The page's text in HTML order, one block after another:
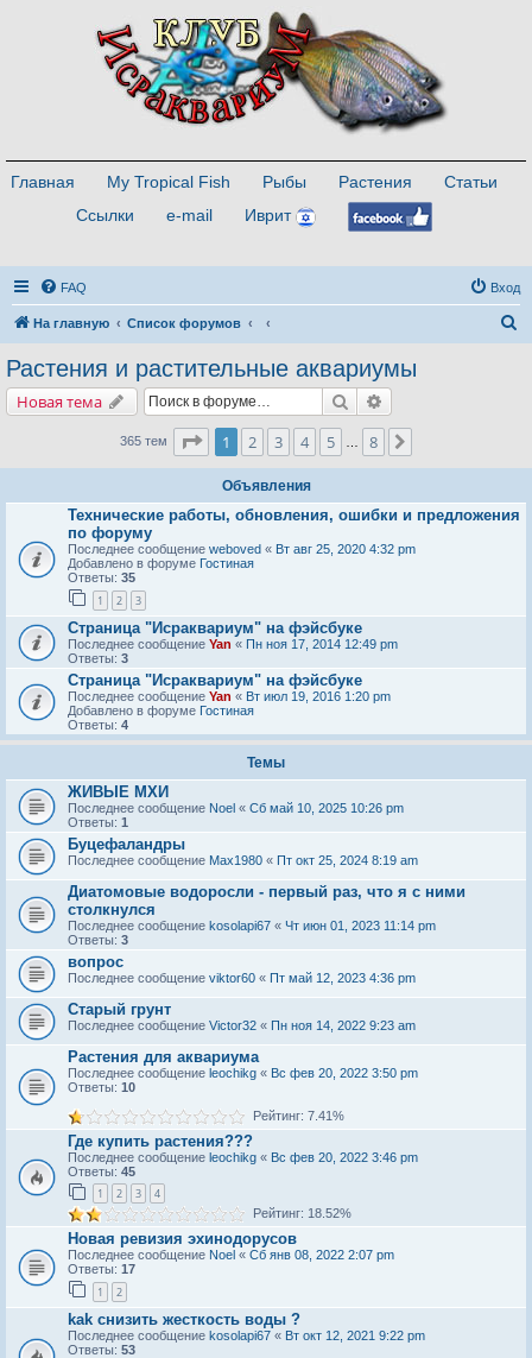
Главная My Tropical Fish Рыбы Растения
Статьи
Ссылки
e-mail Иврит
FAQ Вход
На главную Список форумов
Растения и растительные аквариумы
Новая тема Поиск
365 тем Страница1 из
1 2 3 4 5 8
Объявления
Технические работы, обновления, ошибки и предложения
по форуму
Последнее сообщение weboved « Вт авг 25, 2020 4:32 pm
Добавлено в форуме Гостиная
Ответы: 35
1 2 3
Страница "Исраквариум" на фэйсбуке
Последнее сообщение Yan « Пн ноя 17, 2014 12:49 pm
Ответы: 3
Страница "Исраквариум" на фэйсбуке
Последнее сообщение Yan « Вт июл 19, 2016 1:20 pm
Добавлено в форуме Гостиная
Ответы: 4
Темы
ЖИВЫЕ МХИ
Последнее сообщение Noel « Сб май 10, 2025 10:26 pm
Ответы: 1
Буцефаландры
Последнее сообщение Max1980 « Пт окт 25, 2024 8:19 am
Диатомовые водоросли - первый раз, что я с ними
столкнулся
Последнее сообщение kosolapi67 « Чт июн 01, 2023 11:14 pm
Ответы: 3
вопрос
Последнее сообщение viktor60 « Пт май 12, 2023 4:36 pm
Старый грунт
Последнее сообщение Victor32 « Пн ноя 14, 2022 9:23 am
Растения для аквариума
Последнее сообщение leochikg « Вс фев 20, 2022 3:50 pm
Ответы: 10
Рейтинг: 7.41%
Где купить растения???
Последнее сообщение leochikg « Вс фев 20, 2022 3:46 pm
Ответы: 45
1 2 3 4
Рейтинг: 18.52%
Новая ревизия эхинодорусов
Последнее сообщение Noel « Сб янв 08, 2022 2:07 pm
Ответы: 17
1 2
kak снизить жeсткость воды ?
Последнее сообщение kosolapi67 « Вт окт 12, 2021 9:22 pm
Ответы: 53